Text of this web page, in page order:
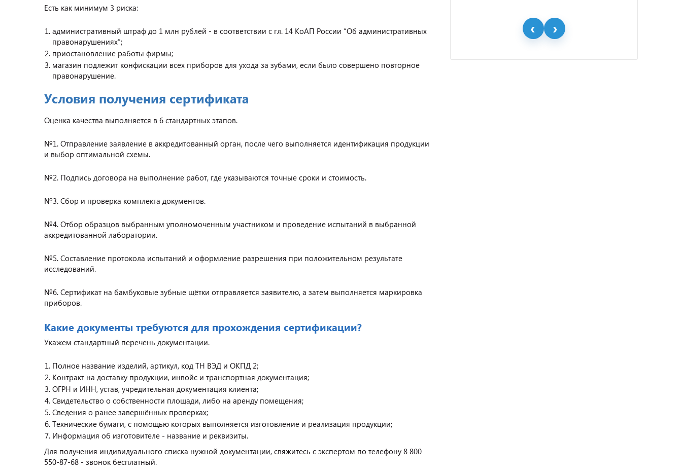
Есть как минимум 3 риска:
административный штраф до 1 млн рублей - в соответствии с гл. 14 КоАП России “Об административных
правонарушениях”;
приостановление работы фирмы;
магазин подлежит конфискации всех приборов для ухода за зубами, если было совершено повторное
правонарушение.
Условия получения сертификата
Оценка качества выполняется в 6 стандартных этапов.
№1. Отправление заявление в аккредитованный орган, после чего выполняется идентификация продукции
и выбор оптимальной схемы.
№2. Подпись договора на выполнение работ, где указываются точные сроки и стоимость.
№3. Сбор и проверка комплекта документов.
№4. Отбор образцов выбранным уполномоченным участником и проведение испытаний в выбранной
аккредитованной лаборатории.
№5. Составление протокола испытаний и оформление разрешения при положительном результате
исследований.
№6. Сертификат на бамбуковые зубные щётки отправляется заявителю, а затем выполняется маркировка
приборов.
Какие документы требуются для прохождения сертификации?
Укажем стандартный перечень документации.
Полное название изделий, артикул, код ТН ВЭД и ОКПД 2;
Контракт на доставку продукции, инвойс и транспортная документация;
ОГРН и ИНН, устав, учредительная документация клиента;
Свидетельство о собственности площади, либо на аренду помещения;
Сведения о ранее завершённых проверках;
Технические бумаги, с помощью которых выполняется изготовление и реализация продукции;
Информация об изготовителе - название и реквизиты.
Для получения индивидуального списка нужной документации, свяжитесь с экспертом по телефону 8 800
550-87-68 - звонок бесплатный.